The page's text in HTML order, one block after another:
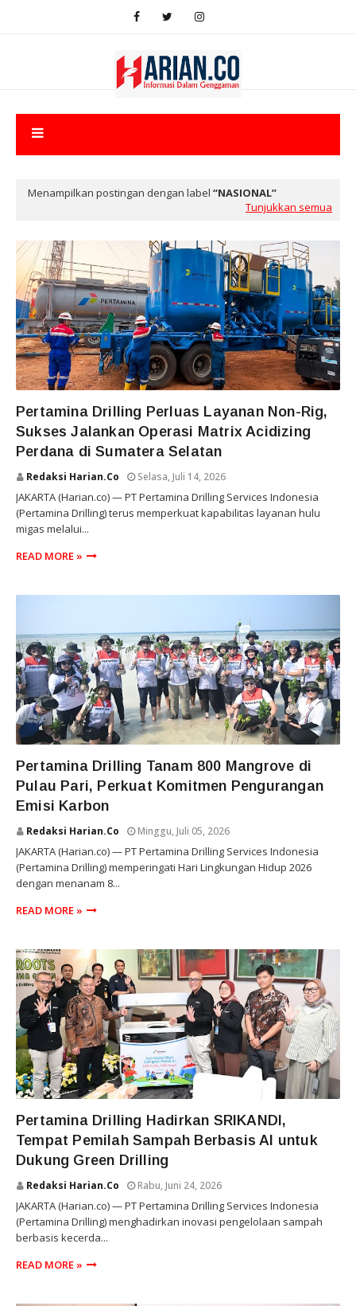
Menampilkan postingan dengan label
NASIONAL
Tunjukkan semua
Pertamina Drilling Perluas Layanan Non-Rig,
Sukses Jalankan Operasi Matrix Acidizing
Perdana di Sumatera Selatan
Redaksi Harian.co Selasa, Juli 14, 2026
JAKARTA (Harian.co) — PT Pertamina Drilling Services Indonesia
(Pertamina Drilling) terus memperkuat kapabilitas layanan hulu
migas melalui...
READ MORE »
Pertamina Drilling Tanam 800 Mangrove di
Pulau Pari, Perkuat Komitmen Pengurangan
Emisi Karbon
Redaksi Harian.co Minggu, Juli 05, 2026
JAKARTA (Harian.co) — PT Pertamina Drilling Services Indonesia
(Pertamina Drilling) memperingati Hari Lingkungan Hidup 2026
dengan menanam 8...
READ MORE »
Pertamina Drilling Hadirkan SRIKANDI,
Tempat Pemilah Sampah Berbasis AI untuk
Dukung Green Drilling
Redaksi Harian.co Rabu, Juni 24, 2026
JAKARTA (Harian.co) — PT Pertamina Drilling Services Indonesia
(Pertamina Drilling) menghadirkan inovasi pengelolaan sampah
berbasis kecerda...
READ MORE »